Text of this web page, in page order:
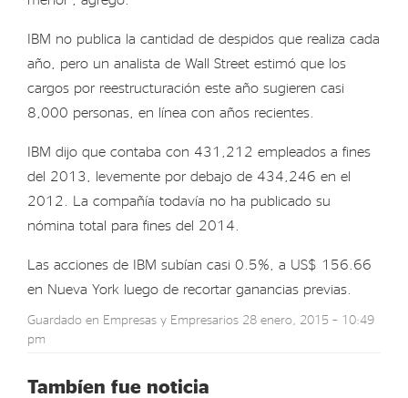
IBM no publica la cantidad de despidos que realiza cada
año, pero un analista de Wall Street estimó que los
cargos por reestructuración este año sugieren casi
8,000 personas, en línea con años recientes.
IBM dijo que contaba con 431,212 empleados a fines
del 2013, levemente por debajo de 434,246 en el
2012. La compañía todavía no ha publicado su
nómina total para fines del 2014.
Las acciones de IBM subían casi 0.5%, a US$ 156.66
en Nueva York luego de recortar ganancias previas.
Guardado en Empresas y Empresarios 28 enero, 2015 – 10:49
pm
Tambíen fue noticia